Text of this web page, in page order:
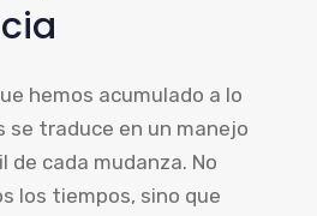
hemos acumulado a lo
se traduce en un manejo
de cada mudanza. No
los tiempos, sino que